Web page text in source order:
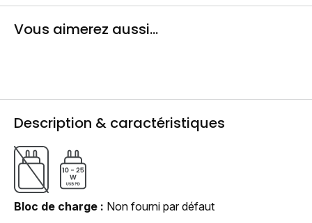
Vous aimerez aussi...
Description & caractéristiques
Bloc de charge
Non fourni par défaut